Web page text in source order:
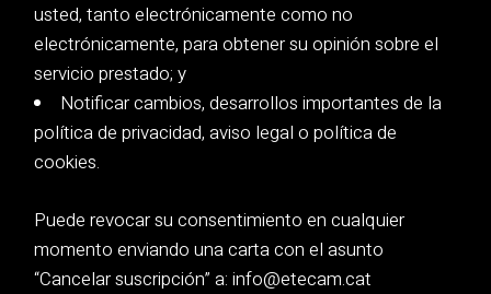
usted, tanto electrónicamente como no
electrónicamente, para obtener su opinión sobre el
servicio prestado; y
Notificar cambios, desarrollos importantes de la
política de privacidad, aviso legal o política de
cookies.
Puede revocar su consentimiento en cualquier
momento enviando una carta con el asunto
“Cancelar suscripción” a: info@etecam.cat